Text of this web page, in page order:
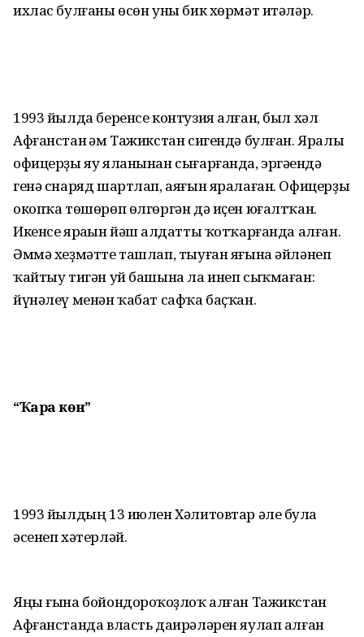
ихлас булғаны өсөн уны бик хөрмәт итәләр.
1993 йылда беренсе контузия алған, был хәл
Афғанстан һәм Тажикстан сигендә булған. Яралы
офицерҙы яу яланынан сығарғанда, эргәһендә
генә снаряд шартлап, аяғын яралаған. Офицерҙы
окопҡа төшөрөп өлгөргән дә иҫен юғалтҡан.
Икенсе яраһын йәш һалдатты ҡотҡарғанда алған.
Әммә хеҙмәтте ташлап, тыуған яғына әйләнеп
ҡайтыу тигән уй башына ла инеп сыҡмаған:
йүнәлеү менән ҡабат сафҡа баҫҡан.
“Ҡара көн”
1993 йылдың 13 июлен Хәлитовтар әле булһа
әсенеп хәтерләй.
Яңы ғына бойондороҡһоҙлоҡ алған Тажикстан
Афғанстанда власть даирәләрен яулап алған